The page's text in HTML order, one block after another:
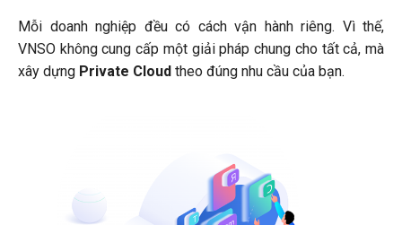
Mỗi doanh nghiệp đều có cách vận hành riêng. Vì thế,
VNSO không cung cấp một giải pháp chung cho tất cả, mà
xây dựng Private Cloud theo đúng nhu cầu của bạn.